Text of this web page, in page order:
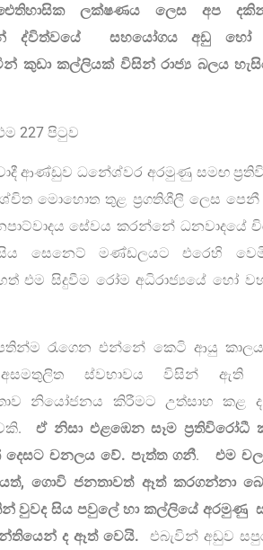
ඓතිහාසික ලක්ෂණය ලෙස අප
ද්විත්වයේ සහයෝගය අඩු හෝ
කුඩා කල්ලියක් විසින් රාජ්‍ය බලය
227 පිටුව
ආණ්ඩුව ධනේශ්වර අරමුණු සමඟ
මොහොත තුළ ප්‍රගතිශීලී ලෙස පෙනී
සේවය කරන්නේ ධනවාදයේ
සෙනෙට් මණ්ඩලයට එරෙහි
එම සිදුවීම රෝම අධිරාජ්‍යයේ හෝ
රැගෙන එන්නේ කෙටි ආයු
ස්වභාවය විසින් ඇති
නියෝජනය කිරීමට උත්සාහ කළ
ඒ නිසා එළඹෙන සෑම ප්‍රතිවිරෝධී
චනලය වේ. පැත්ත ගනී.එම
ගොවි ජනතාවත් ඈත් කරගන්නා
වුවද සිය පවුලේ හා කල්ලියේ අරමුණු
ද ඈත් වෙයි. එබැවින් අඩුව